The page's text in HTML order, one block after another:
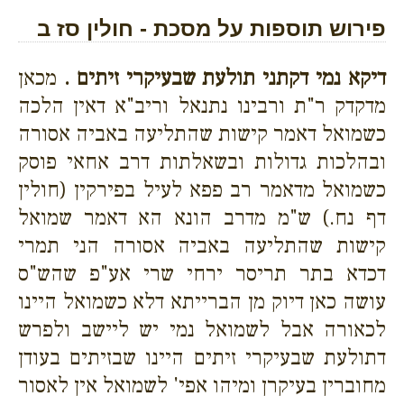
פירוש תוספות על מסכת - חולין סז ב
דיקא נמי דקתני תולעת שבעיקרי זיתים . מכאן
מדקדק ר"ת ורבינו נתנאל וריב"א דאין הלכה
כשמואל דאמר קישות שהתליעה באביה אסורה
ובהלכות גדולות ובשאלתות דרב אחאי פוסק
כשמואל מדאמר רב פפא לעיל בפירקין (חולין
דף נח.) ש"מ מדרב הונא הא דאמר שמואל
קישות שהתליעה באביה אסורה הני תמרי
דכדא בתר תריסר ירחי שרי אע"פ שהש"ס
עושה כאן דיוק מן הברייתא דלא כשמואל היינו
לכאורה אבל לשמואל נמי יש ליישב ולפרש
דתולעת שבעיקרי זיתים היינו שבזיתים בעודן
מחוברין בעיקרן ומיהו אפי' לשמואל אין לאסור